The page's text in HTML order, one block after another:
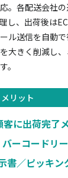
。各配送会社
し、出荷後は
ル送信を自動
大きく削減し
。
メリット
に出荷完了
ーコードリ
書／ピッキン